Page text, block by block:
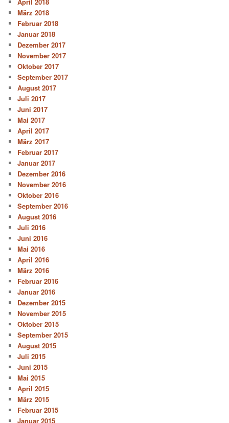
März 2018
Februar 2018
Januar 2018
Dezember 2017
November 2017
Oktober 2017
September 2017
August 2017
Juli 2017
Juni 2017
Mai 2017
April 2017
März 2017
Februar 2017
Januar 2017
Dezember 2016
November 2016
Oktober 2016
September 2016
August 2016
Juli 2016
Juni 2016
Mai 2016
April 2016
März 2016
Februar 2016
Januar 2016
Dezember 2015
November 2015
Oktober 2015
September 2015
August 2015
Juli 2015
Juni 2015
Mai 2015
April 2015
März 2015
Februar 2015
Januar 2015